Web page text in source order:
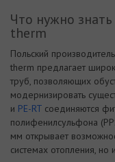
Что нужно
therm
Польский
therm предлагает
труб, позволяющих
модернизировать
и PE-RT соединяются
полифенилсульфона
мм открывает
системах отопления, но